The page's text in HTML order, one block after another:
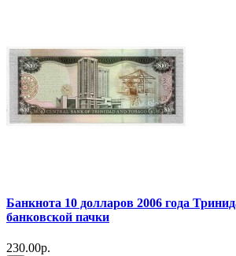
Банкнота 10 долларов 2006 года
банковской пачки
230.00р.